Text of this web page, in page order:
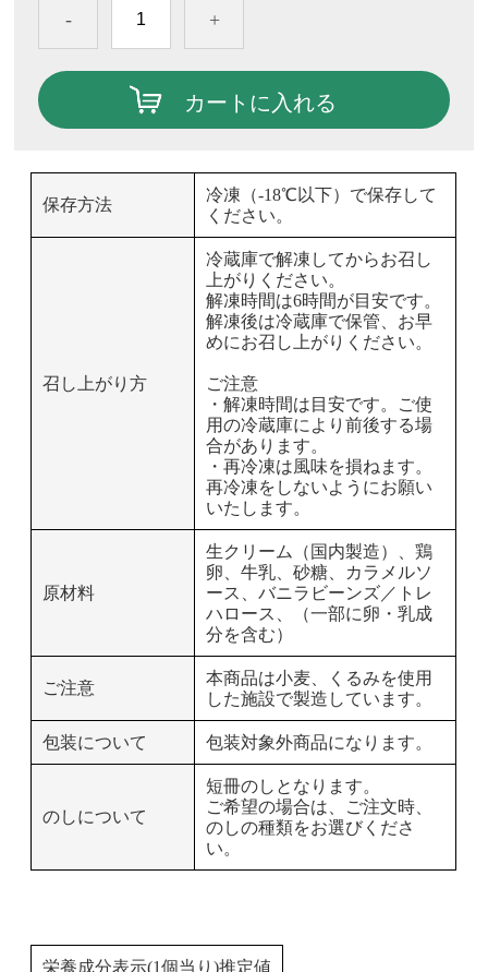
- +
カートに入れる
保存方法
冷凍（-18℃以下）で保存して
ください。
召し上がり方
冷蔵庫で解凍してからお召し
上がりください。
解凍時間は6時間が目安です。
解凍後は冷蔵庫で保管、お早
めにお召し上がりください。
ご注意
・解凍時間は目安です。ご使
用の冷蔵庫により前後する場
合があります。
・再冷凍は風味を損ねます。
再冷凍をしないようにお願い
いたします。
原材料
生クリーム（国内製造）、鶏
卵、牛乳、砂糖、カラメルソ
ース、バニラビーンズ／トレ
ハロース、（一部に卵・乳成
分を含む）
ご注意
本商品は小麦、くるみを使用
した施設で製造しています。
包装について 包装対象外商品になります。
のしについて
短冊のしとなります。
ご希望の場合は、ご注文時、
のしの種類をお選びくださ
い。
栄養成分表示(1個当り)推定値